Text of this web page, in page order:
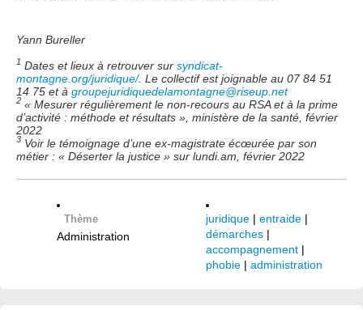
Yann Bureller
1 Dates et lieux à retrouver sur syndicat-
montagne.org/juridique/. Le collectif est joignable au 07 84 51
14 75 et à groupejuridiquedelamontagne@riseup.net
2 « Mesurer régulièrement le non-recours au RSA et à la prime
d’activité : méthode et résultats », ministère de la santé, février
2022
3 Voir le témoignage d’une ex-magistrate écœurée par son
métier : « Déserter la justice » sur lundi.am, février 2022
Thème
Administration
juridique | entraide |
démarches |
accompagnement |
phobie | administration